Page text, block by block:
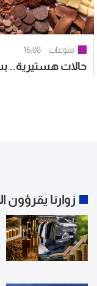
منوعات 16:08
حالات هستيرية..
زوارنا يقرؤون